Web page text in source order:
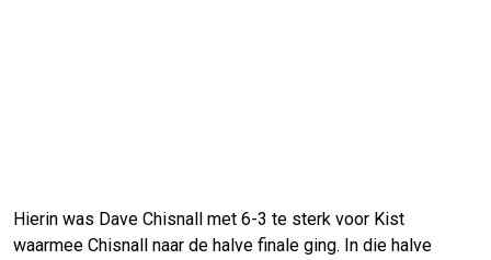
Hierin was Dave Chisnall met 6-3 te sterk voor Kist
waarmee Chisnall naar de halve finale ging. In die halve